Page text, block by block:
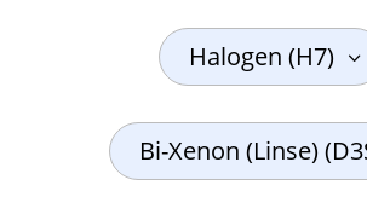
Halogen (H7)
Bi-Xenon (Linse)